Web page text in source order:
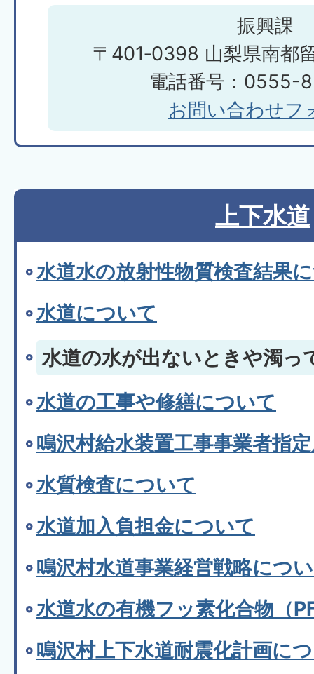
振興課
〒401‐0398 山梨県南都
電話番号：0555-
お問い合わせフ
上下水道
水道水の放射性物質検査結果
水道について
水道の水が出ないときや濁っ
水道の工事や修繕について
鳴沢村給水装置工事事業者指
水質検査について
水道加入負担金について
鳴沢村水道事業経営戦略につ
水道水の有機フッ素化合物（
鳴沢村上下水道耐震化計画に